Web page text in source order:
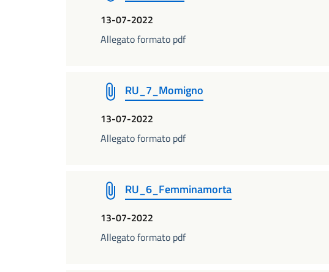
13-07-2022
Allegato formato pdf
RU_7_Momigno
13-07-2022
Allegato formato pdf
RU_6_Femminamorta
13-07-2022
Allegato formato pdf